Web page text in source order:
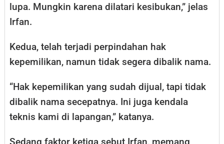
lupa. Mungkin karena dilatari kesibukan,” jelas
Irfan.
Kedua, telah terjadi perpindahan hak
kepemilikan, namun tidak segera dibalik nama.
“Hak kepemilikan yang sudah dijual, tapi tidak
dibalik nama secepatnya. Ini juga kendala
teknis kami di lapangan,” katanya.
Sedang faktor ketiga sebut Irfan, memang